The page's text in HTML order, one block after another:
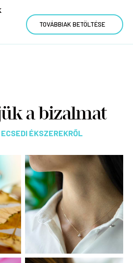
TOVÁBBIAK BETÖLTÉSE
a bizalmat
ÉKSZEREKRŐL